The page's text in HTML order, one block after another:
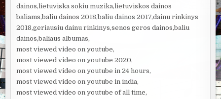
dainos,lietuviska sokiu muzika,lietuviskos dainos
baliams,baliu dainos 2018,baliu dainos 2017,dainu rinkinys
2018,geriausiu dainu rinkinys,senos geros dainos,baliu
dainos,baliaus albumas,
most viewed video on youtube,
most viewed video on youtube 2020,
most viewed video on youtube in 24 hours,
most viewed video on youtube in india,
most viewed video on youtube of all time,